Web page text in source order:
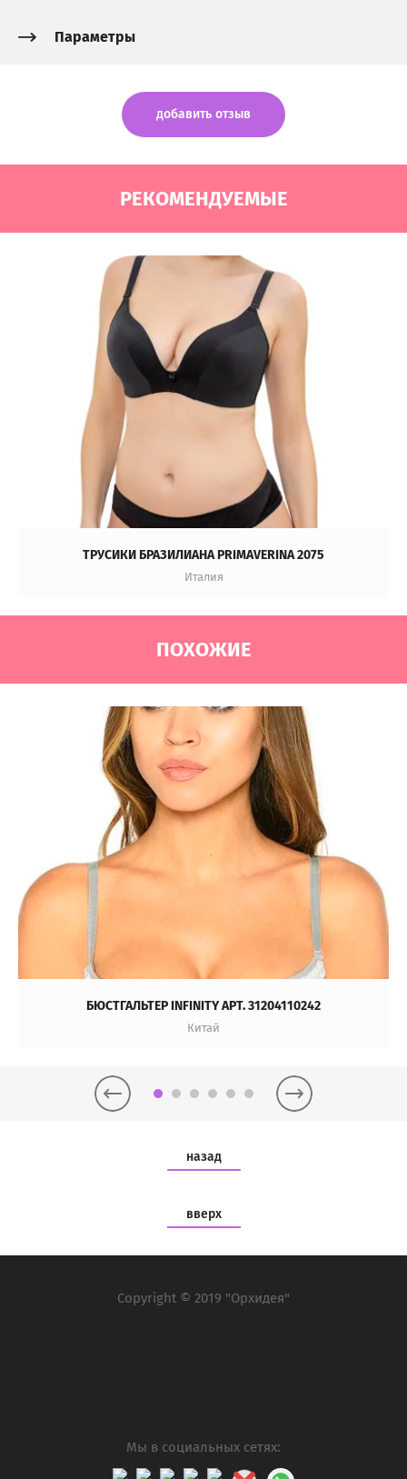
Параметры
добавить отзыв
РЕКОМЕНДУЕМЫЕ
ТРУСИКИ БРАЗИЛИАНА PRIMAVERINA 2075
Италия
ПОХОЖИЕ
БЮСТГАЛЬТЕР INFINITY АРТ. 31204110242
Китай
назад
вверх
Copyright © 2019 "Орхидея"
Мы в социальных сетях: